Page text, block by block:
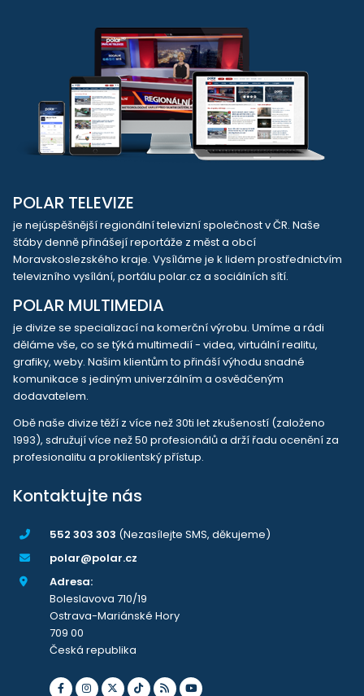
POLAR TELEVIZE
je nejúspěšnější regionální televizní společnost v ČR. Naše
štáby denně přinášejí reportáže z měst a obcí
Moravskoslezského kraje. Vysíláme je k lidem prostřednictvím
televizního vysílání, portálu polar.cz a sociálních sítí.
POLAR MULTIMEDIA
je divize se specializací na komerční výrobu. Umíme a rádi
děláme vše, co se týká multimedií - videa, virtuální realitu,
grafiky, weby. Našim klientům to přináší výhodu snadné
komunikace s jediným univerzálním a osvědčeným
dodavatelem.
Obě naše divize těží z více než 30ti let zkušeností (založeno
1993), sdružují více než 50 profesionálů a drží řadu ocenění za
profesionalitu a proklientský přístup.
Kontaktujte nás
552 303 303 (Nezasílejte SMS, děkujeme)
polar@polar.cz
Adresa:
Boleslavova 710/19
Ostrava-Mariánské Hory
709 00
Česká republika